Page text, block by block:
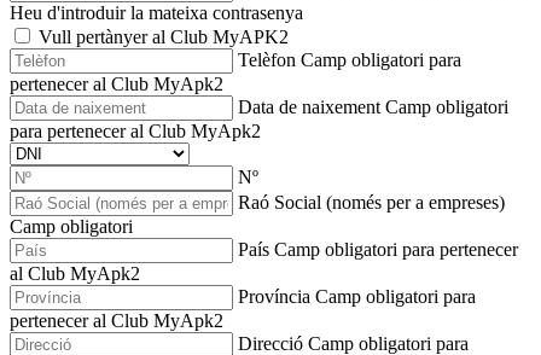
Heu d'introduir la mateixa contrasenya
Vull pertànyer al Club MyAPK2
Telèfon Camp obligatori para
pertenecer al Club MyApk2
Data de naixement Camp obligatori
para pertenecer al Club MyApk2
Nº
Raó Social (només per a empreses)
Camp obligatori
País Camp obligatori para pertenecer
al Club MyApk2
Província Camp obligatori para
pertenecer al Club MyApk2
Direcció Camp obligatori para